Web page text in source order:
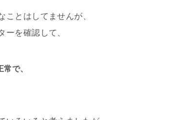
ことはしてませんが、
ーを確認して、
で、